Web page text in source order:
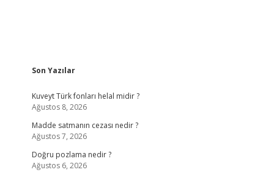
Sidebar
Son Yazılar
Kuveyt Türk fonları helal midir ?
Ağustos 8, 2026
Madde satmanın cezası nedir ?
Ağustos 7, 2026
Doğru pozlama nedir ?
Ağustos 6, 2026